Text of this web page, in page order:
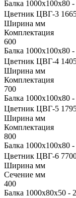
Балка 1000х100х80
Цветник ЦВГ-3
Ширина мм
Комплектация
600
Балка 1000х100х80
Цветник ЦВГ-4
Ширина мм
Комплектация
700
Балка 1000х100х80
Цветник ЦВГ-5
Ширина мм
Комплектация
800
Балка 1000х100х80
Цветник ЦВГ-6
Ширина мм
Сечение мм
400
Балка 1000х80х50 -